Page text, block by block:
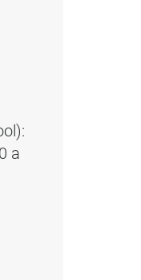
a